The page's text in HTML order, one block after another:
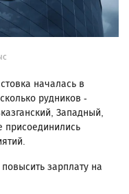
началась в
рудников -
Западный,
присоединились
зарплату на